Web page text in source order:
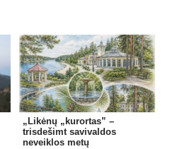
„Likėnų „kurortas” –
trisdešimt savivaldos
neveiklos metų